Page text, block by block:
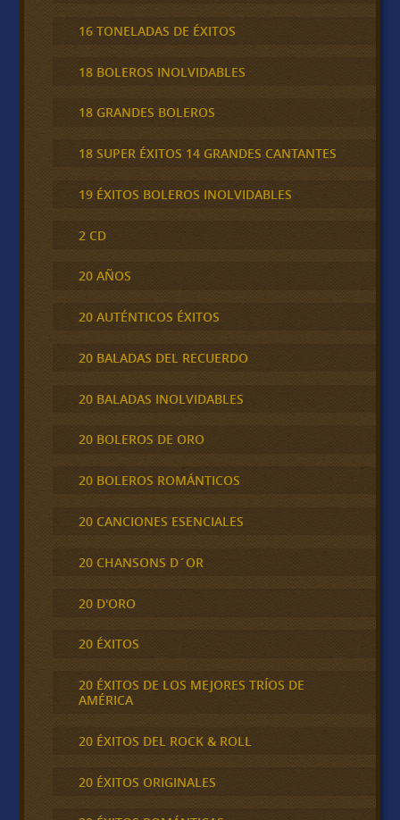
16 TONELADAS DE ÉXITOS
18 BOLEROS INOLVIDABLES
18 GRANDES BOLEROS
18 SUPER ÉXITOS 14 GRANDES CANTANTES
19 ÉXITOS BOLEROS INOLVIDABLES
2 CD
20 AÑOS
20 AUTÉNTICOS ÉXITOS
20 BALADAS DEL RECUERDO
20 BALADAS INOLVIDABLES
20 BOLEROS DE ORO
20 BOLEROS ROMÁNTICOS
20 CANCIONES ESENCIALES
20 CHANSONS D´OR
20 D'ORO
20 ÉXITOS
20 ÉXITOS DE LOS MEJORES TRÍOS DE
AMÉRICA
20 ÉXITOS DEL ROCK & ROLL
20 ÉXITOS ORIGINALES